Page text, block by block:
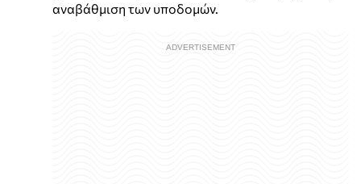
αναβάθμιση των υποδομών.